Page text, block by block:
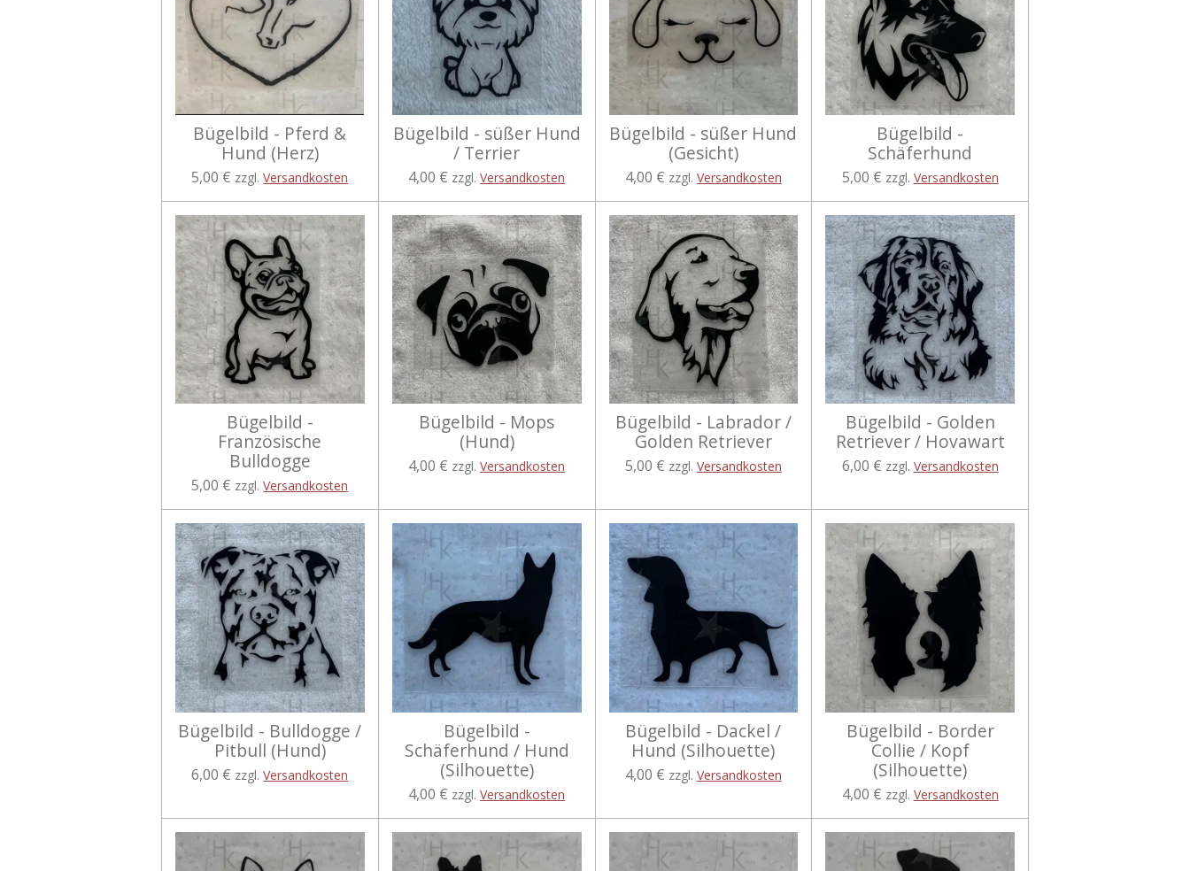
Bügelbild - Pferd &
Hund (Herz)
5,00 € zzgl.Versandkosten
Bügelbild - süßer Hund
/ Terrier
4,00 € zzgl.Versandkosten
Bügelbild - süßer Hund
(Gesicht)
4,00 € zzgl. Versandkosten
Bügelbild -
Schäferhund
5,00 € zzgl. Versandkosten
Bügelbild -
Französische
Bulldogge
5,00 € zzgl.Versandkosten
Bügelbild - Mops
(Hund)
4,00 € zzgl.Versandkosten
Bügelbild - Labrador /
Golden Retriever
5,00 € zzgl. Versandkosten
Bügelbild - Golden
Retriever / Hovawart
6,00 € zzgl. Versandkosten
Bügelbild - Bulldogge /
Pitbull (Hund)
6,00 € zzgl.Versandkosten
Bügelbild -
Schäferhund / Hund
(Silhouette)
4,00 € zzgl.Versandkosten
Bügelbild - Dackel /
Hund (Silhouette)
4,00 € zzgl. Versandkosten
Bügelbild - Border
Collie / Kopf
(Silhouette)
4,00 € zzgl. Versandkosten